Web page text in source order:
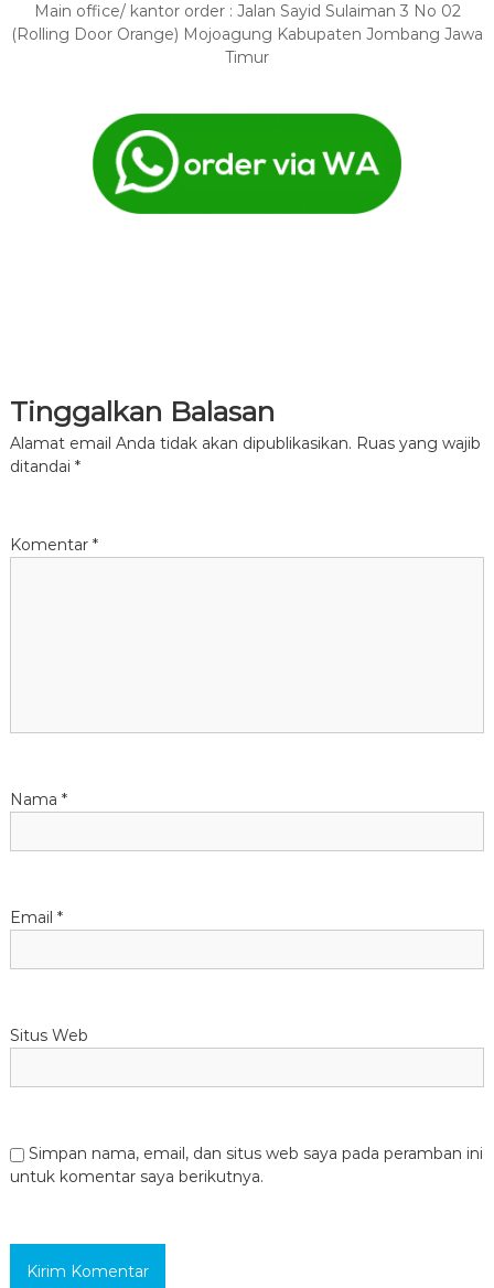
Main office/ kantor order : Jalan Sayid Sulaiman 3 No 02
(Rolling Door Orange) Mojoagung Kabupaten Jombang Jawa
Timur
Tinggalkan Balasan
Alamat email Anda tidak akan dipublikasikan. Ruas yang wajib
ditandai *
Komentar *
Nama *
Email *
Situs Web
Simpan nama, email, dan situs web saya pada peramban ini
untuk komentar saya berikutnya.